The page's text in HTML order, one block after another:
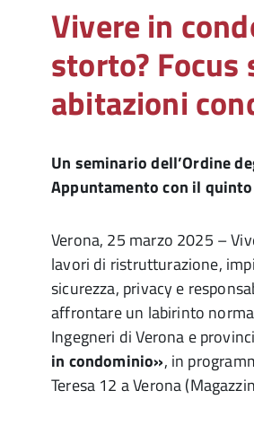
Vivere in
storto?
abitazioni
Un seminario dell’Ordine
Appuntamento con il
Verona, 25 marzo 2025 –
lavori di ristrutturazione,
sicurezza, privacy e
affrontare un labirinto
Ingegneri di Verona e
in condominio», in
Teresa 12 a Verona